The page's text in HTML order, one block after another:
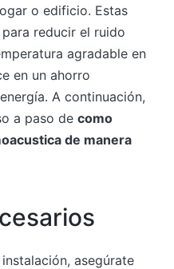
o edificio. Estas
reducir el ruido
agradable en
en un ahorro
A continuación,
a paso de como
de manera
asegúrate